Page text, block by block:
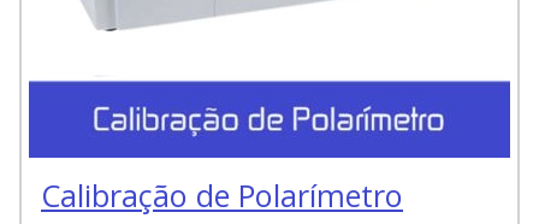
Calibração de Polarímetro